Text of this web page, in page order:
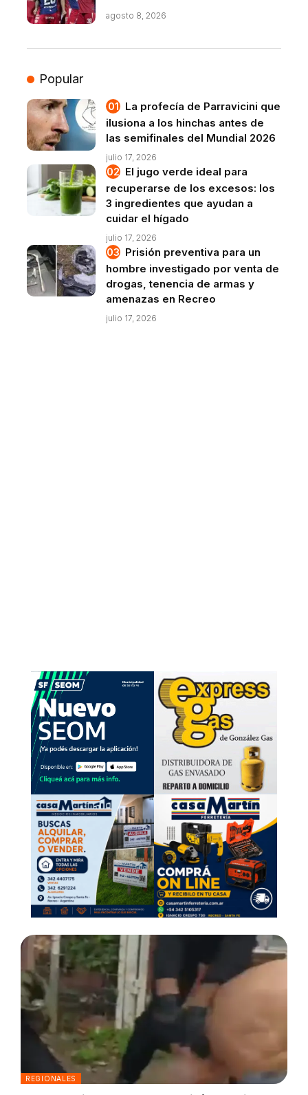
agosto 8, 2026
Popular
La profecía de Parravicini que
ilusiona a los hinchas antes de
las semifinales del Mundial 2026
julio 17, 2026
El jugo verde ideal para
recuperarse de los excesos: los
3 ingredientes que ayudan a
cuidar el hígado
julio 17, 2026
Prisión preventiva para un
hombre investigado por venta de
drogas, tenencia de armas y
amenazas en Recreo
julio 17, 2026
REGIONALES